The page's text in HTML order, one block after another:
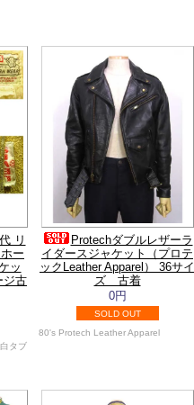
リ
ー
ッ
ジ古
タブ
Protechダブルレザーラ
イダースジャケット（プロテ
ックLeather Apparel） 36サイ
ズ 古着
0円
SOLD OUT
80's Protech Leather Apparel